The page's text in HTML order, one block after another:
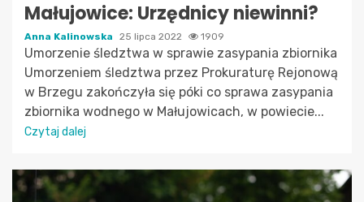
Małujowice: Urzędnicy niewinni?
Anna Kalinowska 25 lipca 2022 1909
Umorzenie śledztwa w sprawie zasypania zbiornika
Umorzeniem śledztwa przez Prokuraturę Rejonową
w Brzegu zakończyła się póki co sprawa zasypania
zbiornika wodnego w Małujowicach, w powiecie...
Czytaj dalej